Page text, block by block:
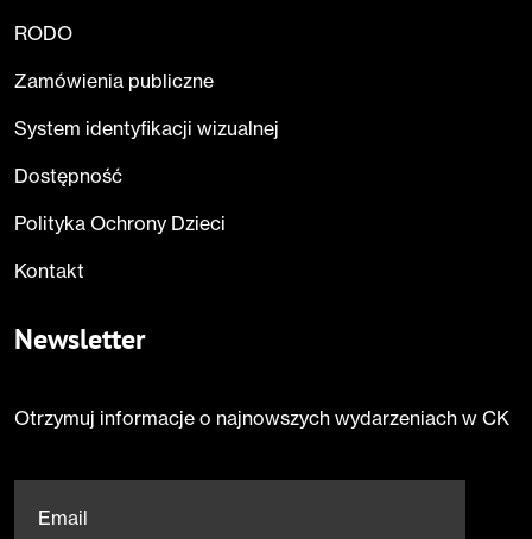
RODO
Zamówienia publiczne
System identyfikacji wizualnej
Dostępność
Polityka Ochrony Dzieci
Kontakt
Newsletter
Otrzymuj informacje o najnowszych wydarzeniach w CK
Email